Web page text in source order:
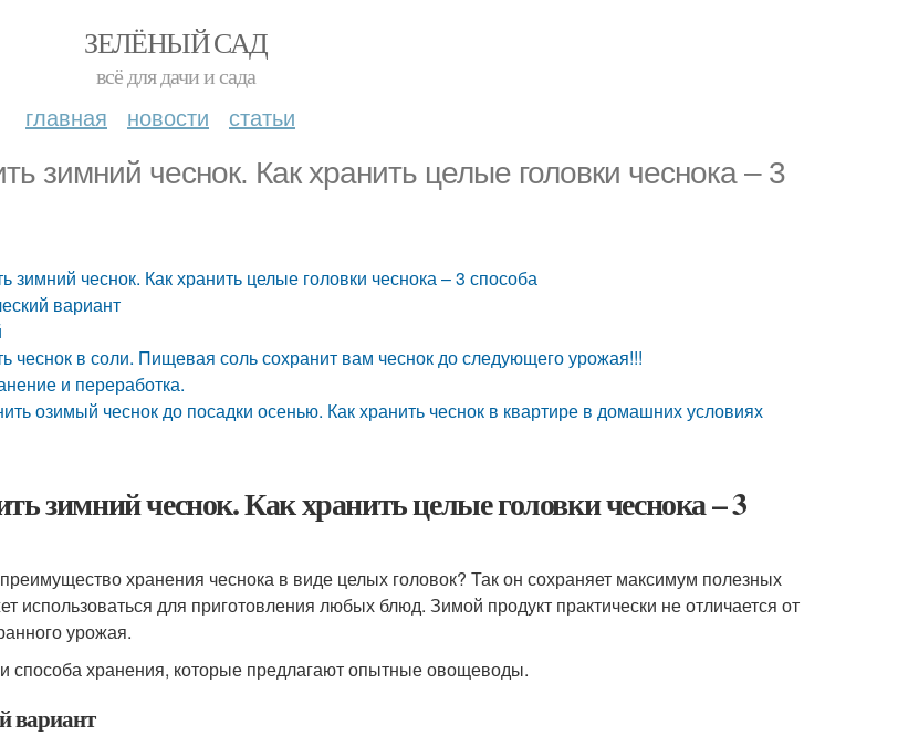
ЗЕЛЁНЫЙ САД
всё для дачи и сада
главная новости статьи
зимний чеснок. Как хранить целые головки чеснока – 3
зимний чеснок. Как хранить целые головки чеснока – 3 способа
вариант
чеснок в соли. Пищевая соль сохранит вам чеснок до следующего урожая!!!
и переработка.
озимый чеснок до посадки осенью. Как хранить чеснок в квартире в домашних условиях
зимний чеснок. Как хранить целые головки чеснока – 3
хранения чеснока в виде целых головок? Так он сохраняет максимум полезных
использоваться для приготовления любых блюд. Зимой продукт практически не отличается от
урожая.
способа хранения, которые предлагают опытные овощеводы.
вариант